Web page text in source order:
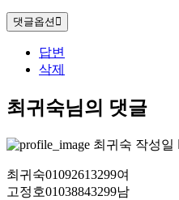
댓글옵션
답변
삭제
최귀숙님의 댓글
최귀숙 작성일
최귀숙01092613299여
고정호01038843299남